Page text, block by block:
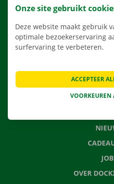
ONZE
OVER
Onze site gebruikt
Deze website maakt gebruik
optimale bezoekerservaring
surfervaring te verbeteren.
VOORKEUREN
ACCEPTEER